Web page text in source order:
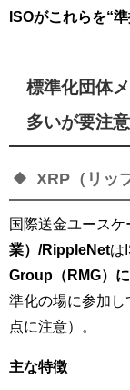
ISOがこれらを“
標準化団体
多いが要注意
XRP（リッ
国際送金ユースケ
業）/RippleNetは
Group（RMG）
準化の場に参加し
点に注意）。
主な特徴